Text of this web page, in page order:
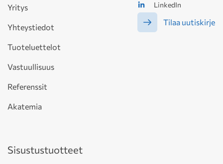
LinkedIn
Tilaa uutiskirje
Yritys
Yhteystiedot
Tuoteluettelot
Vastuullisuus
Referenssit
Akatemia
Sisustustuotteet